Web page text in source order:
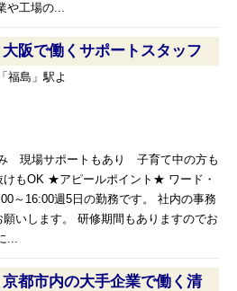
や工場の...
大阪で働くサポートスタッフ
福島」駅よ
現場サポートもあり 子育て中の方も
もOK ★アピールポイント★ ワード・
～16:00週5日の勤務です。 社内の事務
いします。 研修期間もありますのでお
...
京都市内の大手企業で働く清